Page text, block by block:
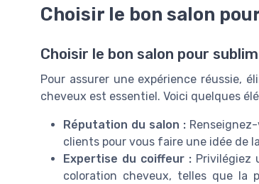
Choisir le bon salon
Choisir le bon salon pour
Pour assurer une expérience réussie,
cheveux est essentiel. Voici quelques
Réputation du salon :
clients pour vous faire une idée de
Expertise du coiffeur : Privilégiez
coloration cheveux, telles que la